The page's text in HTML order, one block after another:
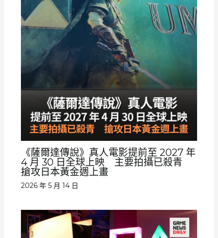
《薩爾達傳說》真人電影提前至 2027 年
4 月 30 日全球上映 主要拍攝已殺青
搶攻日本黃金週上畫
2026 年 5 月 14 日